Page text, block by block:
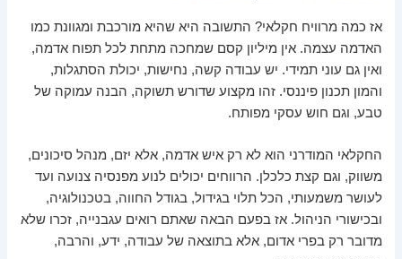
אז כמה מרוויח חקלאי? התשובה היא שהיא מורכבת ומגוונת כמו
האדמה עצמה. אין מיליון קסם שמחכה מתחת לכל תפוח אדמה,
ואין גם עוני תמידי. יש עבודה קשה, נחישות, יכולת הסתגלות,
והמון תכנון פיננסי. זהו מקצוע שדורש תשוקה, הבנה עמוקה של
טבע, וגם חוש עסקי מפותח.
החקלאי המודרני הוא לא רק איש אדמה, אלא יזם, מנהל סיכונים,
משווק, וגם קצת כלכלן. הרווחים יכולים לנוע מפנסיה צנועה ועד
לעושר משמעותי, הכל תלוי בגידול, בגודל החווה, בטכנולוגיה,
ובכישורי הניהול. אז בפעם הבאה שאתם רואים עגבנייה, זכרו שלא
מדובר רק בפרי אדום, אלא בתוצאה של עבודה, ידע, והרבה,